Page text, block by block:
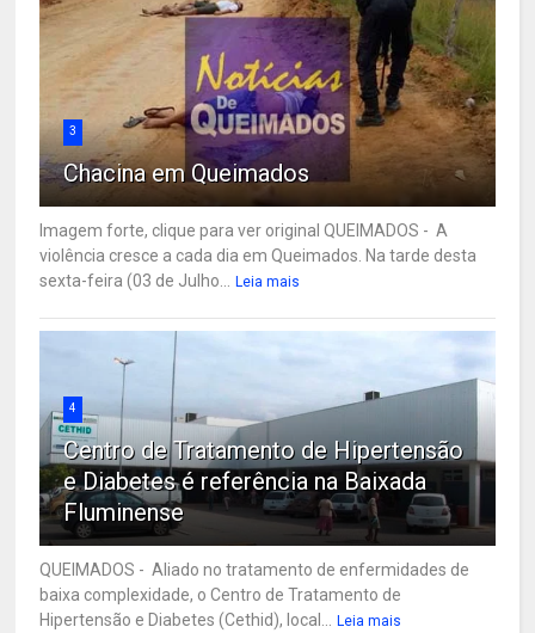
3
Chacina em Queimados
Imagem forte, clique para ver original QUEIMADOS - A
violência cresce a cada dia em Queimados. Na tarde desta
sexta-feira (03 de Julho...
Leia mais
4
Centro de Tratamento de Hipertensão
e Diabetes é referência na Baixada
Fluminense
QUEIMADOS - Aliado no tratamento de enfermidades de
baixa complexidade, o Centro de Tratamento de
Hipertensão e Diabetes (Cethid), local...
Leia mais